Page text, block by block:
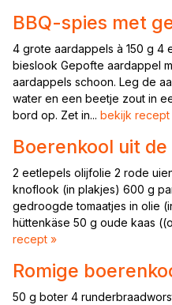
BBQ-spies met
4 grote aardappels à 150 g 4
bieslook Gepofte aardappel
aardappels schoon. Leg de
water en een beetje zout in
bord op. Zet in... bekijk recept
Boerenkool uit de
2 eetlepels olijfolie 2 rode
knoflook (in plakjes) 600 g
gedroogde tomaatjes in olie
hüttenkäse 50 g oude kaas
recept »
Romige
50 g boter 4